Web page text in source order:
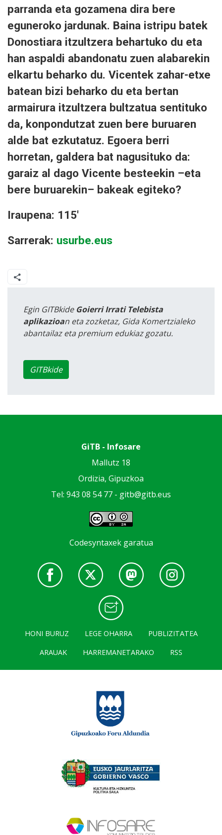
parranda eta gozamena dira bere
eguneroko jardunak. Baina istripu batek
Donostiara itzultzera behartuko du eta
han aspaldi abandonatu zuen alabarekin
elkartu beharko du. Vicentek zahar-etxe
batean bizi beharko du eta bertan
armairura itzultzera bultzatua sentituko
da, konpondutzat zuen bere buruaren
alde bat ezkutatuz. Egoera berri
horretan, galdera bat nagusituko da:
garaiz al dago Vicente besteekin –eta
bere buruarekin– bakeak egiteko?
Iraupena: 115'
Sarrerak: usurbe.eus
Egin GITBkide Goierri Irrati Telebista
aplikazioan eta zozketaz, Gida Komertzialeko
abantailaz eta premium edukiaz gozatu.
GITBkide
GiTB - Infosare
Mallutz 18
Ordizia, Gipuzkoa
Tel: 943 08 54 77 - gitb@gitb.eus
Codesyntaxek garatua
HONI BURUZ LEGE OHARRA
PUBLIZITATEA
ARAUAK
HARREMANETARAKO RSS